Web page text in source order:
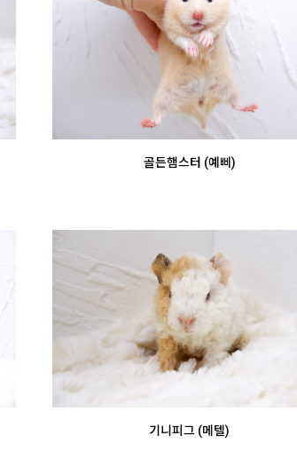
골든햄스터 (예삐)
기니피그 (메텔)